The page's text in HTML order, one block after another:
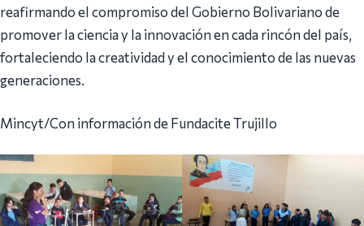
reafirmando el compromiso del Gobierno Bolivariano de
promover la ciencia y la innovación en cada rincón del país,
fortaleciendo la creatividad y el conocimiento de las nuevas
generaciones.
Mincyt/Con información de Fundacite Trujillo